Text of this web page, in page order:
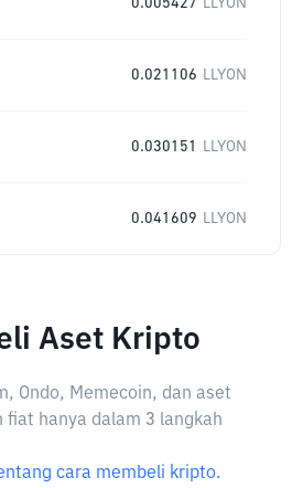
0.005427 LLYON
0.021106 LLYON
0.030151 LLYON
0.041609 LLYON
Aset Kripto
Ondo, Memecoin, dan aset
fiat hanya dalam 3 langkah
cara membeli kripto.